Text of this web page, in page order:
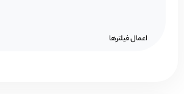
اعمال فیلتر‌ها